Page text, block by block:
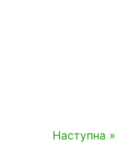
Наступна »